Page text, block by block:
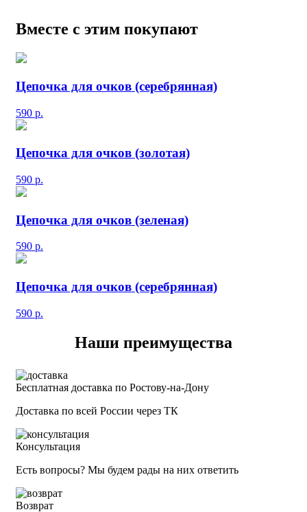
Вместе с этим покупают
Цепочка для очков (серебрянная)
590 р.
Цепочка для очков (золотая)
590 р.
Цепочка для очков (зеленая)
590 р.
Цепочка для очков (серебрянная)
590 р.
Наши преимущества
Бесплатная доставка по Ростову-на-Дону
Доставка по всей России через ТК
Консультация
Есть вопросы? Мы будем рады на них ответить
Возврат